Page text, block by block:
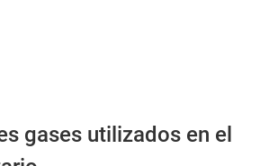
gases utilizados en el